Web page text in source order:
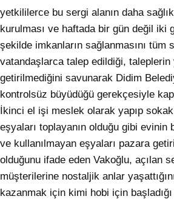
yetkililerce bu sergi alanın daha
kurulması ve haftada bir gün değil iki
şekilde imkanların sağlanmasını tüm
vatandaşlarca talep edildiği, taleplerin
getirilmediğini savunarak Didim
kontrolsüz büyüdüğü gerekçesiyle
İkinci el işi meslek olarak yapıp
eşyaları toplayanın olduğu gibi evinin
ve kullanılmayan eşyaları pazara
olduğunu ifade eden Vakoğlu, açılan
müşterilerine nostaljik anlar
kazanmak için kimi hobi için